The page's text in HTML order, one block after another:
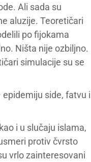
Ali sada su
aluzije. Teoretičari
po fijokama
Ništa nije ozbiljno.
simulacije su se
side, fatvu i
i u slučaju islama,
protiv čvrsto
vrlo zainteresovani